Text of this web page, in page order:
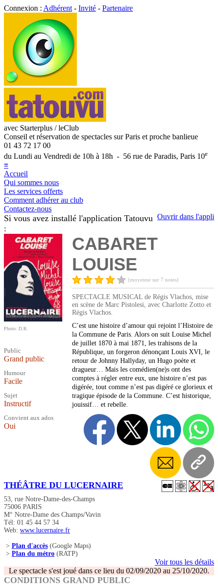
Connexion : Adhérent - Invité - Partenaire
avec Starterplus / leClub
Conseil et réservation de spectacles sur Paris et proche banlieue
01 43 72 17 00
du Lundi au Vendredi de 10h à 18h - 56 rue de Paradis, Paris 10e
≡
Accueil
Qui sommes nous
Les services offerts
Comment adhérer au club
Contactez-nous
Ouvrir dans l'appli
Si vous avez installé l'application Tatouvu
:
Photo: D.R.
Public
Grand public
Humour
Facile
Sujet
Instructif
Convient aux ados
Oui
CABARET
LOUISE
(moyenne sur 7 notes)
SPECTACLE MUSICAL de Régis Vlachos, mise
en scène de Marc Pistolesi, avec Charlotte Zotto et
Régis Vlachos.
C’est une histoire d’amour qui rejoint l’Histoire de
la Commune de Paris. Alors on suit Louise Michel
de juillet 1870 à mai 1871, les trahisons de la
République, un forgeron dénonçant Louis XVI, le
retour de Johnny Hallyday, un Hugo poète et
dragueur… Mais les comédien(ne)s ont des
comptes à régler entre eux, une histoire n’est pas
digérée, tout comme n’est pas digéré ce glorieux et
tragique épisode de la Commune. C’est historique,
jouissif… et rebelle.
THÉÂTRE DU LUCERNAIRE
53, rue Notre-Dame-des-Champs
75006 PARIS
M° Notre-Dame des Champs/Vavin
Tél: 01 45 44 57 34
Web: www.lucernaire.fr
> Plan d'accès (Google Maps)
> Plan du métro (RATP)
Voir tous les détails
Le spectacle s'est joué dans ce lieu du 02/09/2020 au 25/10/2020.
CONDITIONS GRAND PUBLIC